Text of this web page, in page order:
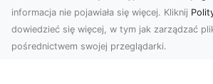
informacja nie pojawiała się więcej. Kliknij
dowiedzieć się więcej, w tym jak zarządzać
pośrednictwem swojej przeglądarki.